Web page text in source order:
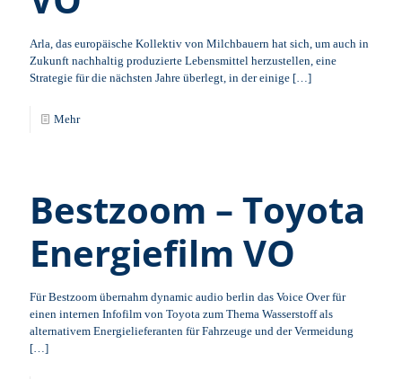
Arla, das europäische Kollektiv von Milchbauern hat sich, um auch in
Zukunft nachhaltig produzierte Lebensmittel herzustellen, eine
Strategie für die nächsten Jahre überlegt, in der einige […]
Mehr
Bestzoom – Toyota
Energiefilm VO
Für Bestzoom übernahm dynamic audio berlin das Voice Over für
einen internen Infofilm von Toyota zum Thema Wasserstoff als
alternativem Energielieferanten für Fahrzeuge und der Vermeidung
[…]